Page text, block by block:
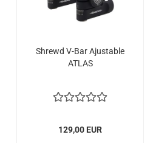
Shrewd V-Bar Ajustable
ATLAS
129,00 EUR